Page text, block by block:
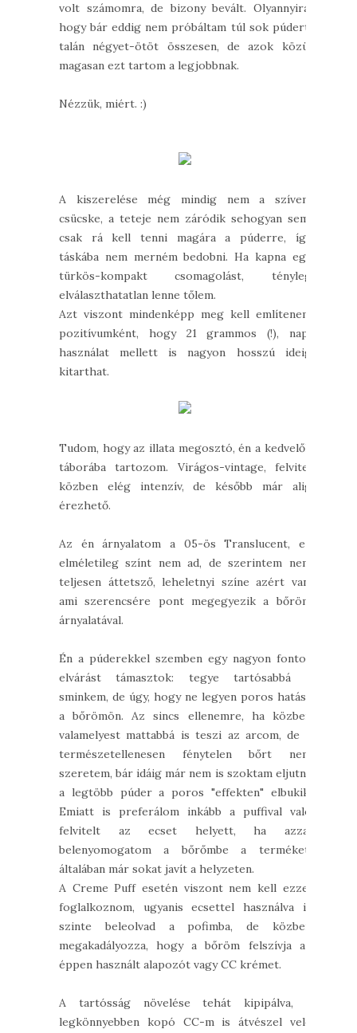
volt számomra, de bizony bevált. Olyannyira,
hogy bár eddig nem próbáltam túl sok púdert,
talán négyet-ötöt összesen, de azok közül
magasan ezt tartom a legjobbnak.
Nézzük, miért. :)
A kiszerelése még mindig nem a szívem
csücske, a teteje nem záródik sehogyan sem,
csak rá kell tenni magára a púderre, így
táskába nem merném bedobni. Ha kapna egy
türkös-kompakt csomagolást, tényleg
elválaszthatatlan lenne tőlem.
Azt viszont mindenképp meg kell említenem
pozitívumként, hogy 21 grammos (!), napi
használat mellett is nagyon hosszú ideig
kitarthat.
Tudom, hogy az illata megosztó, én a kedvelők
táborába tartozom. Virágos-vintage, felvitel
közben elég intenzív, de később már alig
érezhető.
Az én árnyalatom a 05-ös Translucent, ez
elméletileg színt nem ad, de szerintem nem
teljesen áttetsző, leheletnyi színe azért van,
ami szerencsére pont megegyezik a bőröm
árnyalatával.
Én a púderekkel szemben egy nagyon fontos
elvárást támasztok: tegye tartósabbá a
sminkem, de úgy, hogy ne legyen poros hatása
a bőrömön. Az sincs ellenemre, ha közben
valamelyest mattabbá is teszi az arcom, de a
természetellenesen fénytelen bőrt nem
szeretem, bár idáig már nem is szoktam eljutni,
a legtöbb púder a poros "effekten" elbukik.
Emiatt is preferálom inkább a puffival való
felvitelt az ecset helyett, ha azzal
belenyomogatom a bőrőmbe a terméket,
általában már sokat javít a helyzeten.
A Creme Puff esetén viszont nem kell ezzel
foglalkoznom, ugyanis ecsettel használva is
szinte beleolvad a pofimba, de közben
megakadályozza, hogy a bőröm felszívja az
éppen használt alapozót vagy CC krémet.
A tartósság növelése tehát kipipálva, a
legkönnyebben kopó CC-m is átvészel vele